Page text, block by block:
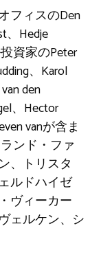
フィスのDen
、Hedje
資家のPeter
、Karol
den
、Hector
vanが含ま
ンド・ファ
、トリスタ
ルドハイゼ
ヴィーカー
ェルケン、シ